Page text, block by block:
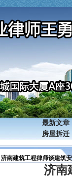
最新文章
房屋拆迁
济南建筑工程律师谈建筑
济南